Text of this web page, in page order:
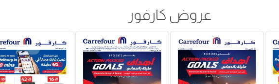
عروض كارفور